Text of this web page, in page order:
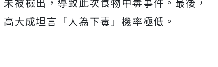
高大成坦言「人為下毒」機率極低。